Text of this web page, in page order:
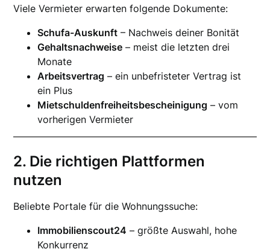
Viele Vermieter erwarten folgende Dokumente:
Schufa-Auskunft – Nachweis deiner Bonität
Gehaltsnachweise – meist die letzten drei
Monate
Arbeitsvertrag – ein unbefristeter Vertrag ist
ein Plus
Mietschuldenfreiheitsbescheinigung – vom
vorherigen Vermieter
2. Die richtigen Plattformen
nutzen
Beliebte Portale für die Wohnungssuche:
Immobilienscout24 – größte Auswahl, hohe
Konkurrenz